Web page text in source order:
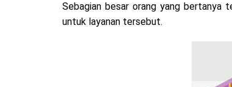
Sebagian besar orang yang bertanya
untuk layanan tersebut.